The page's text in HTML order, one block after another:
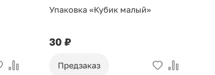
Упаковка «Кубик малый»
30 ₽
Предзаказ